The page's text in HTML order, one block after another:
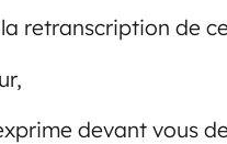
retranscription de
devant vous